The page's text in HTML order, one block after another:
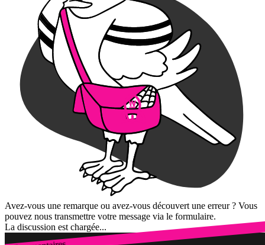
Avez-vous une remarque ou avez-vous découvert une erreur ? Vous
pouvez nous transmettre votre message via le formulaire.
La discussion est chargée...